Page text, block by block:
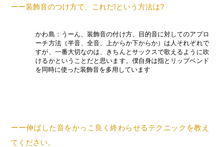
ーー装飾音のつけ方で、これだ!という方法は?
かわ島：うーん、装飾音の付け方、目的音に対してのアプロ
ーチ方法（半音、全音、上からか下からか）は人それぞれで
すが、一番大切なのは、きちんとサックスで歌えるように吹
けるかということだと思います。僕自身は指とリップベンド
を同時に使った装飾音を多用しています
ーー伸ばした音をかっこ良く終わらせるテクニックを教え
てください。